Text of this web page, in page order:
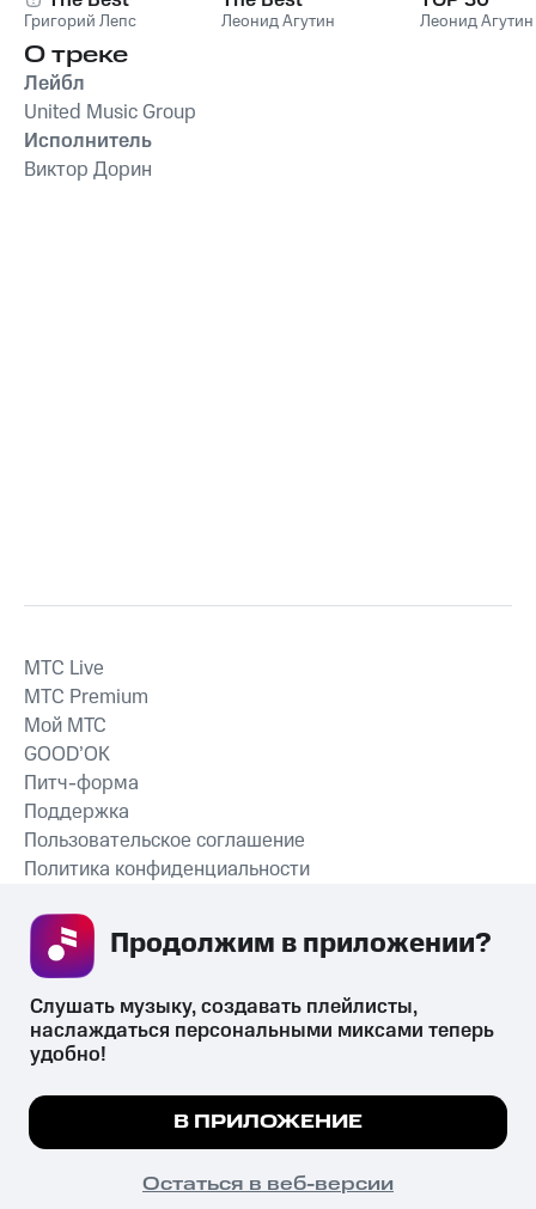
Григорий Лепс Леонид Агутин Леонид Агутин
О треке
Лейбл
United Music Group
Исполнитель
Виктор Дорин
СКАЧАТЬ ПРИЛОЖЕНИЕ
MTС Live
MTС Premium
Мой МТС
GOOD’OK
Питч-форма
Поддержка
Пользовательское соглашение
Политика конфиденциальности
психотропных веществ, их аналогов причиняет вред здоровью,
их незаконный оборот запрещён и влечёт установленную
законодательством ответственность.
© 2026 ООО «КИОН».
Все права защищены
Мы используем куки, чтобы на сайте все
Подробнее
ПОНЯТНО
Слушать музыку, создавать плейлисты,
наслаждаться персональными миксами теперь
удобно!
В ПРИЛОЖЕНИЕ
Остаться в веб-версии